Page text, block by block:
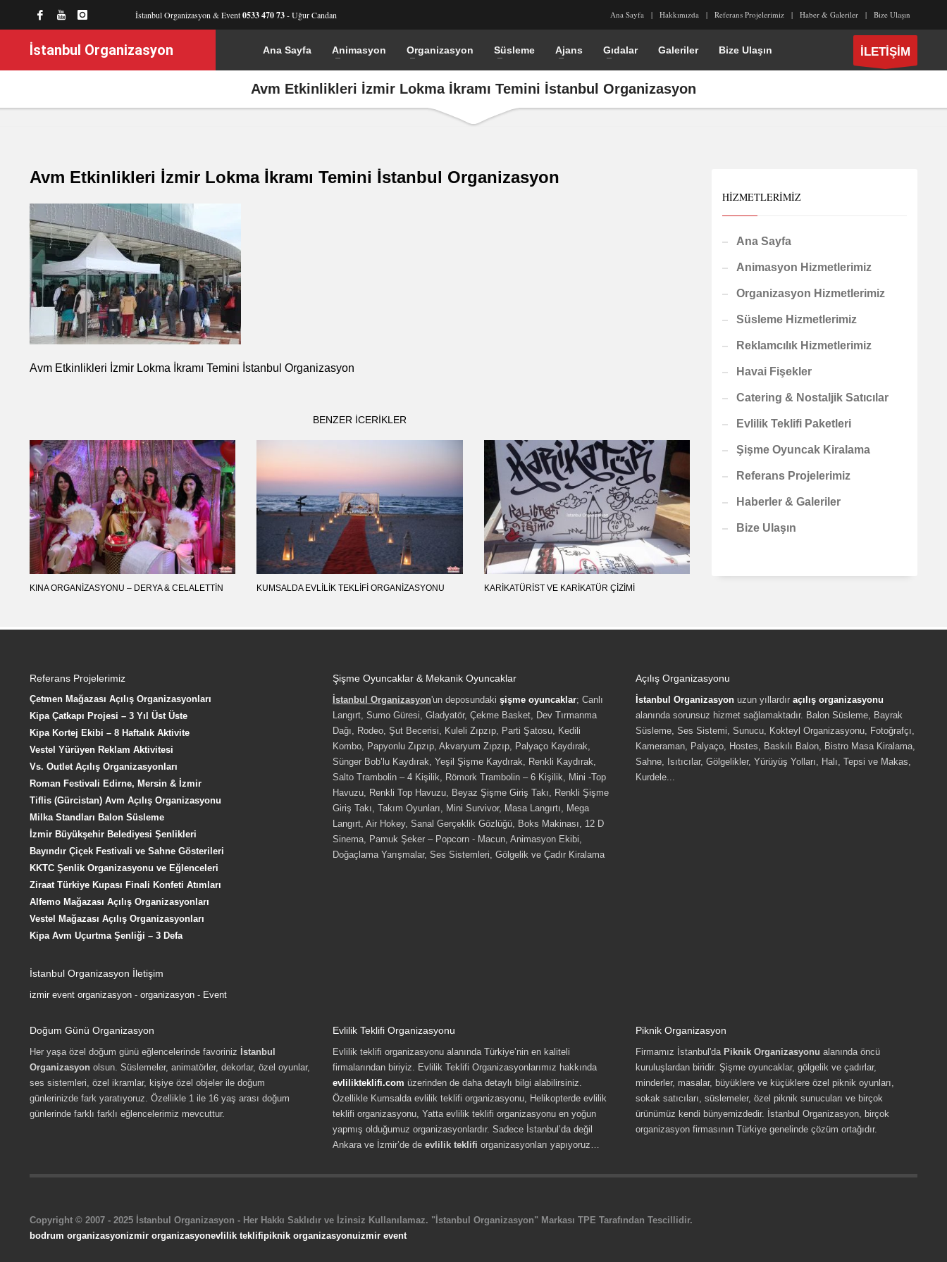
İstanbul Organizasyon & Event0533 470 73- Uğur Candan Ana Sayfa Hakkımızda Referans Projelerimiz Haber & Galeriler Bize Ulaşın
İstanbul Organizasyon Ana Sayfa Animasyon Organizasyon Süsleme Ajans Gıdalar Galeriler Bize Ulaşın İLETİŞİM
Avm Etkinlikleri İzmir Lokma İkramı Temini İstanbul Organizasyon
Avm Etkinlikleri İzmir Lokma İkramı Temini İstanbul Organizasyon
Avm Etkinlikleri İzmir Lokma İkramı Temini İstanbul Organizasyon
BENZER ICERIKLER
KINA ORGANIZASYONU – DERYA & CELALETTIN KUMSALDA EVLILIK TEKLIFI ORGANIZASYONU KARIKATÜRIST VE KARIKATÜR ÇIZIMI
HIZMETLERIMIZ
Ana Sayfa
Animasyon Hizmetlerimiz
Organizasyon Hizmetlerimiz
Süsleme Hizmetlerimiz
Reklamcılık Hizmetlerimiz
Havai Fişekler
Catering & Nostaljik Satıcılar
Evlilik Teklifi Paketleri
Şişme Oyuncak Kiralama
Referans Projelerimiz
Haberler & Galeriler
Bize Ulaşın
Referans Projelerimiz
Çetmen Mağazası Açılış Organizasyonları
Kipa Çatkapı Projesi – 3 Yıl Üst Üste
Kipa Kortej Ekibi – 8 Haftalık Aktivite
Vestel Yürüyen Reklam Aktivitesi
Vs. Outlet Açılış Organizasyonları
Roman Festivali Edirne, Mersin & İzmir
Tiflis (Gürcistan) Avm Açılış Organizasyonu
Milka Standları Balon Süsleme
İzmir Büyükşehir Belediyesi Şenlikleri
Bayındır Çiçek Festivali ve Sahne Gösterileri
KKTC Şenlik Organizasyonu ve Eğlenceleri
Ziraat Türkiye Kupası Finali Konfeti Atımları
Alfemo Mağazası Açılış Organizasyonları
Vestel Mağazası Açılış Organizasyonları
Kipa Avm Uçurtma Şenliği – 3 Defa
İstanbul Organizasyon İletişim
izmir event organizasyon - organizasyon - Event
Şişme Oyuncaklar & Mekanik Oyuncaklar
İstanbul Organizasyon'un deposundaki şişme oyuncaklar; Canlı
Langırt, Sumo Güresi, Gladyatör, Çekme Basket, Dev Tırmanma
Dağı, Rodeo, Şut Becerisi, Kuleli Zıpzıp, Parti Şatosu, Kedili
Kombo, Papyonlu Zıpzıp, Akvaryum Zıpzıp, Palyaço Kaydırak,
Sünger Bob’lu Kaydırak, Yeşil Şişme Kaydırak, Renkli Kaydırak,
Salto Trambolin – 4 Kişilik, Römork Trambolin – 6 Kişilik, Mini -Top
Havuzu, Renkli Top Havuzu, Beyaz Şişme Giriş Takı, Renkli Şişme
Giriş Takı, Takım Oyunları, Mini Survivor, Masa Langırtı, Mega
Langırt, Air Hokey, Sanal Gerçeklik Gözlüğü, Boks Makinası, 12 D
Sinema, Pamuk Şeker – Popcorn - Macun, Animasyon Ekibi,
Doğaçlama Yarışmalar, Ses Sistemleri, Gölgelik ve Çadır Kiralama
Açılış Organizasyonu
İstanbul Organizasyon uzun yıllardır açılış organizasyonu
alanında sorunsuz hizmet sağlamaktadır. Balon Süsleme, Bayrak
Süsleme, Ses Sistemi, Sunucu, Kokteyl Organizasyonu, Fotoğrafçı,
Kameraman, Palyaço, Hostes, Baskılı Balon, Bistro Masa Kiralama,
Sahne, Isıtıcılar, Gölgelikler, Yürüyüş Yolları, Halı, Tepsi ve Makas,
Kurdele...
Doğum Günü Organizasyon
Her yaşa özel doğum günü eğlencelerinde favoriniz İstanbul
Organizasyon olsun. Süslemeler, animatörler, dekorlar, özel oyunlar,
ses sistemleri, özel ikramlar, kişiye özel objeler ile doğum
günlerinizde fark yaratıyoruz. Özellikle 1 ile 16 yaş arası doğum
günlerinde farklı farklı eğlencelerimiz mevcuttur.
Evlilik Teklifi Organizasyonu
Evlilik teklifi organizasyonu alanında Türkiye’nin en kaliteli
firmalarından biriyiz. Evlilik Teklifi Organizasyonlarımız hakkında
evlilikteklifi.com üzerinden de daha detaylı bilgi alabilirsiniz.
Özellikle Kumsalda evlilik teklifi organizasyonu, Helikopterde evlilik
teklifi organizasyonu, Yatta evlilik teklifi organizasyonu en yoğun
yapmış olduğumuz organizasyonlardır. Sadece İstanbul’da değil
Ankara ve İzmir’de de evlilik teklifi organizasyonları yapıyoruz…
Piknik Organizasyon
Firmamız İstanbul'da Piknik Organizasyonu alanında öncü
kuruluşlardan biridir. Şişme oyuncaklar, gölgelik ve çadırlar,
minderler, masalar, büyüklere ve küçüklere özel piknik oyunları,
sokak satıcıları, süslemeler, özel piknik sunucuları ve birçok
ürünümüz kendi bünyemizdedir. İstanbul Organizasyon, birçok
organizasyon firmasının Türkiye genelinde çözüm ortağıdır.
Copyright © 2007 - 2025 İstanbul Organizasyon - Her Hakkı Saklıdır ve İzinsiz Kullanılamaz. "İstanbul Organizasyon" Markası TPE Tarafından Tescillidir.
bodrum organizasyonizmir organizasyonevlilik teklifipiknik organizasyonuizmir event